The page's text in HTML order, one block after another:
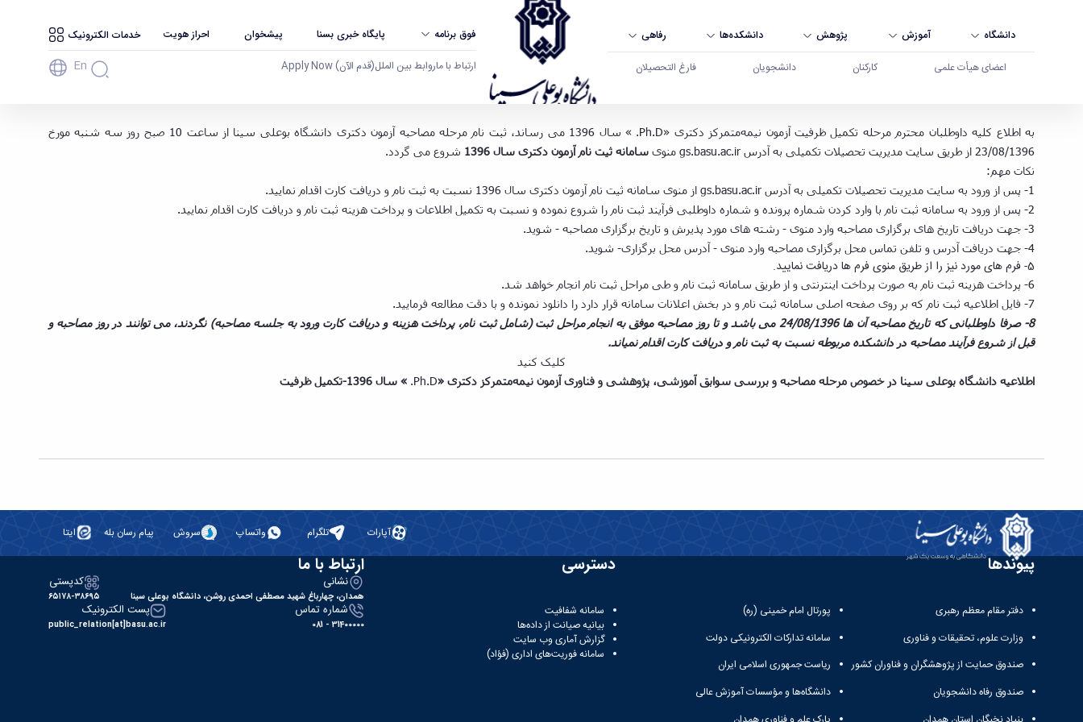
دانشگاه آموزش پژوهش دانشکده‌ها رفاهی
اعضای هیأت علمی کارکنان دانشجویان فارغ التحصیلان
فوق برنامه پایگاه خبری بسنا پیشخوان احراز هویت خدمات الکترونیک
ارتباط با ماروابط بین الملل(قدم الآن) Apply Now En
اطلاعیه شماره 4 مرحله تکمیل ظرفیت- شروع ثبت نام مرحله مصاحبه آزمون نیمه‌متمرکز دکتری «Ph.D. » سال 1396 از طریق سامانه ثبت نام - دانشگاه
بوعلی سینا همدان
به اطلاع کلیه داوطلبان محترم مرحله تکمیل ظرفیت آزمون نیمه‌متمرکز دکتری «Ph.D. » سال 1396 می رساند، ثبت نام مرحله مصاحبه آزمون دکتری دانشگاه بوعلی سینا از ساعت 10 صبح روز سه شنبه مورخ
23/08/1396 از طریق سایت مدیریت تحصیلات تکمیلی به آدرس gs.basu.ac.ir منوی
سامانه ثیت نام آزمون دکتری سال 1396
شروع می گردد.
نکات مهم:
1- پس از ورود به سایت مدیریت تحصیلات تکمیلی به آدرس gs.basu.ac.ir از منوی سامانه ثیت نام آزمون دکتری سال 1396 نسبت به ثبت نام و دریافت کارت اقدام نمایید.
2- پس از ورود به سامانه ثبت نام با وارد کردن شماره پرونده و شماره داوطلبی فرآیند ثبت نام را شروع نموده و نسبت به تکمیل اطلاعات و پرداخت هزینه ثبت نام و دریافت کارت اقدام نمایید.
3- جهت دریافت تاریخ های برگزاری مصاحبه وارد منوی - رشته های مورد پذیرش و تاریخ برگزاری مصاحبه - شوید.
4- جهت دریافت آدرس و تلفن تماس محل برگزاری مصاحبه وارد منوی - آدرس محل برگزاری- شوید.
5- فرم های مورد نیز را از طریق منوی فرم ها دریافت نمایید.
6- پرداخت هزینه ثبت نام به صورت پرداخت اینترنتی و از طریق سامانه ثبت نام و طی مراحل ثبت نام انجام خواهد شد.
7- فایل اطلاعیه ثبت نام که بر روی صفحه اصلی سامانه ثبت نام و در بخش اعلانات سامانه قرار دارد را دانلود نمونده و با دقت مطالعه فرمایید.
8- صرفا داوطلبانی که تاریخ مصاحبه آن ها 24/08/1396 می باشد و تا روز مصاحبه موفق به انجام مراحل ثبت (شامل ثبت نام، پرداخت هزینه و دریافت کارت ورود به جلسه مصاحبه) نگردند، می توانند در روز مصاحبه و
قبل از شروع فرآیند مصاحبه در دانشکده مربوطه نسبت به ثبت نام و دریافت کارت اقدام نمیاند.
کلیک کنید
اطلاعیه دانشگاه بوعلی سینا در خصوص مرحله مصاحبه و بررسی سوابق آموزشی، پژوهشی و فناوریآزمون نیمه‌متمرکز دکتری «Ph.D.
» سال 1396-تکمیل ظرفیت
آپارات تلگرام واتساپ سروش پیام رسان بله ایتا
پیوندها
دفتر مقام معظم رهبری
وزارت علوم، تحقیقات و فناوری
صندوق حمایت از پژوهشگران و فناوران کشور
صندوق رفاه دانشجویان
پورتال امام خمینی (ره)
سامانه تدارکات الکترونیکی دولت
ریاست جمهوری اسلامی ایران
دانشگاه‌ها و مؤسسات آموزش عالی
دسترسی
سامانه شفافیت
بیانیه صیانت از داده‌ها
گزارش آماری وب‌ سایت
سامانه فوریت‌های اداری (فؤاد)
ارتباط با ما
نشانی
همدان، چهارباغ شهید مصطفی احمدی روشن، دانشگاه بوعلی سینا
کدپستی
۶۵۱۷۸-۳۸۶۹۵
شماره تماس
31400000 - 081
پست الکترونیک
public_relation[at]basu.ac.ir